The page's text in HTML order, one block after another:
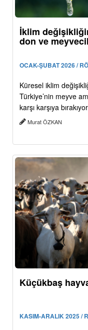
İklim
don ve
OCAK-ŞUBAT 2026 /
Küresel iklim
Türkiye’nin meyve
karşı karşıya
Murat ÖZKAN
Küçükbaş
KASIM-ARALIK 2025 /